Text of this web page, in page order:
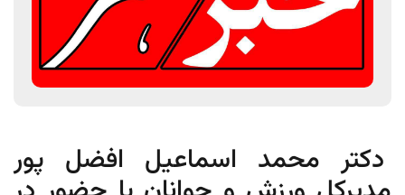
دکتر محمد اسماعیل افضل پور